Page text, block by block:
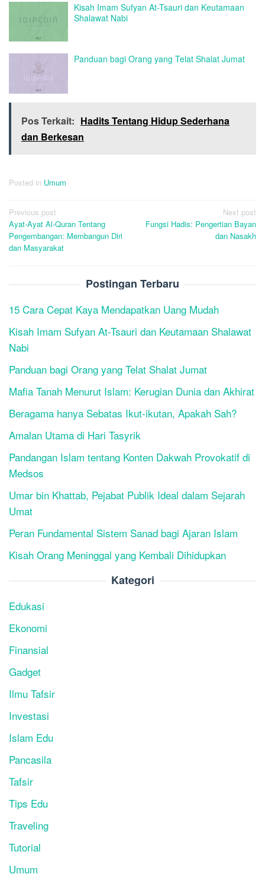
Kisah Imam Sufyan At-Tsauri dan Keutamaan
Shalawat Nabi
Panduan bagi Orang yang Telat Shalat Jumat
Pos Terkait: Hadits Tentang Hidup Sederhana
dan Berkesan
Posted in Umum
Post
navigation
Previous post
Ayat-Ayat Al-Quran Tentang
Pengembangan: Membangun Diri
dan Masyarakat
Next post
Fungsi Hadis: Pengertian Bayan
dan Nasakh
Postingan Terbaru
15 Cara Cepat Kaya Mendapatkan Uang Mudah
Kisah Imam Sufyan At-Tsauri dan Keutamaan Shalawat
Nabi
Panduan bagi Orang yang Telat Shalat Jumat
Mafia Tanah Menurut Islam: Kerugian Dunia dan Akhirat
Beragama hanya Sebatas Ikut-ikutan, Apakah Sah?
Amalan Utama di Hari Tasyrik
Pandangan Islam tentang Konten Dakwah Provokatif di
Medsos
Umar bin Khattab, Pejabat Publik Ideal dalam Sejarah
Umat
Peran Fundamental Sistem Sanad bagi Ajaran Islam
Kisah Orang Meninggal yang Kembali Dihidupkan
Kategori
Edukasi
Ekonomi
Finansial
Gadget
Ilmu Tafsir
Investasi
Islam Edu
Pancasila
Tafsir
Tips Edu
Traveling
Tutorial
Umum